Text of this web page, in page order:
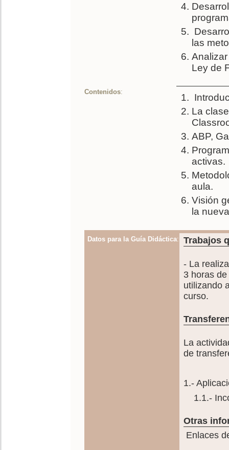
las
Ley de
Contenidos:
La
ABP,
activas.
aula.
Visión
la
Datos para la Guía Didáctica: Trabajos
- La
3 horas
utilizando
curso.
La
de
1.-
1.1.-
Otras
Enlaces